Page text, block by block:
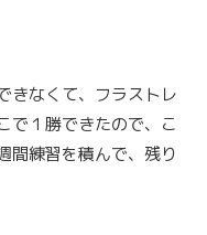
きなくて、フラストレ
で１勝できたので、こ
間練習を積んで、残り